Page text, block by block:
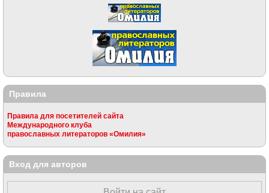
Правила
Правила для посетителей сайта
Международного клуба
православных литераторов «Омилия»
Вход для авторов